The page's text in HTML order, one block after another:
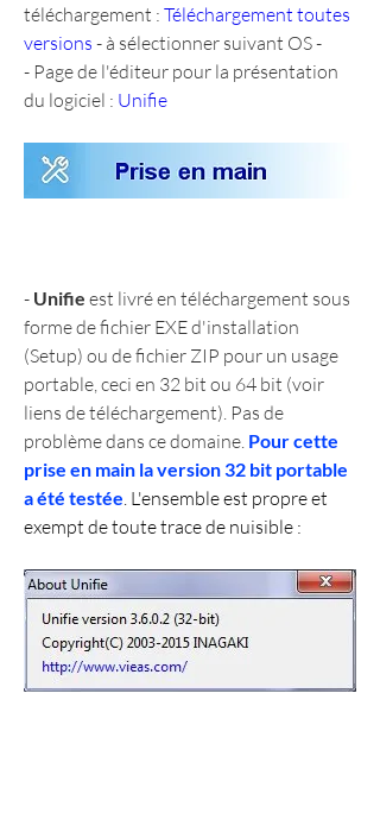
téléchargement : Téléchargement toutes
versions - à sélectionner suivant OS -
- Page de l'éditeur pour la présentation
du logiciel : Unifie
- Unifie est livré en téléchargement sous
forme de fichier EXE d'installation
(Setup) ou de fichier ZIP pour un usage
portable, ceci en 32 bit ou 64 bit (voir
liens de téléchargement). Pas de
problème dans ce domaine. Pour cette
prise en main la version 32 bit portable
a été testée. L'ensemble est propre et
exempt de toute trace de nuisible :